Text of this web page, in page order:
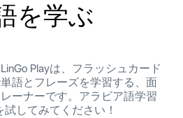
を学ぶ
Playは、フラッシュカード
語とフレーズを学習する、面
ーナーです。アラビア語学習
試してみてください！